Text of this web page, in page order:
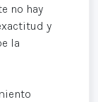
no hay
y
la